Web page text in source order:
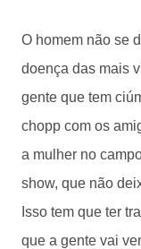
O homem não se
doença das mais
gente que tem
chopp com os
a mulher no
show, que não
Isso tem que ter
que a gente vai